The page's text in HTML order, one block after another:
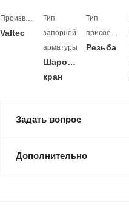
Производитель
Valtec
Тип
запорной
арматуры
Шаровый
кран
Тип
присоединения
Резьба
Задать вопрос
Дополнительно